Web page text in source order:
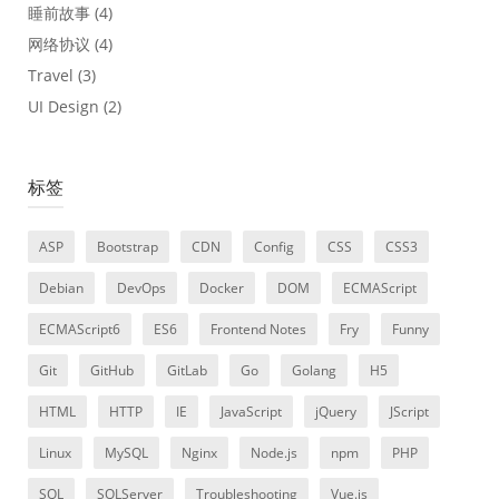
睡前故事 (4)
网络协议 (4)
Travel (3)
UI Design (2)
标签
ASP Bootstrap CDN Config CSS CSS3
Debian DevOps Docker DOM ECMAScript
ECMAScript6 ES6 Frontend Notes Fry Funny
Git GitHub GitLab Go Golang H5
HTML HTTP IE JavaScript jQuery JScript
Linux MySQL Nginx Node.js npm PHP
SQL SQLServer Troubleshooting Vue.js